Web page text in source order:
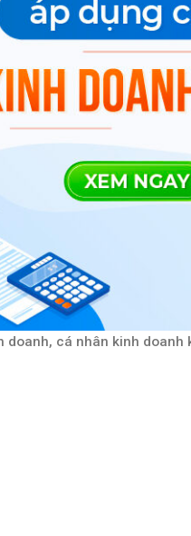
cá nhân kinh doanh